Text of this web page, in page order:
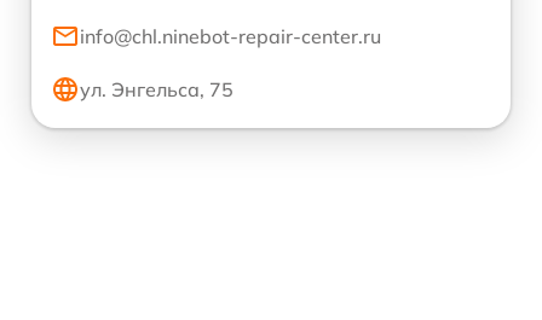
info@chl.ninebot-repair-center.ru
ул. Энгельса, 75